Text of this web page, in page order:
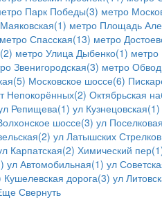
Парк Победы(3) метро
метро Площадь
метро Спасская(13) метро
метро Улица Дыбенко(1) метро
Звенигородская(3) метро
Московское шоссе(6)
Непокорённых(2) Октябрьская
Репищева(1) ул Кузнецовская(1)
шоссе(3) ул
ул Латышских
Карпатская(2) Химический
ул Автомобильная(1) ул
Кушелевская дорога(3) ул
Свернуть